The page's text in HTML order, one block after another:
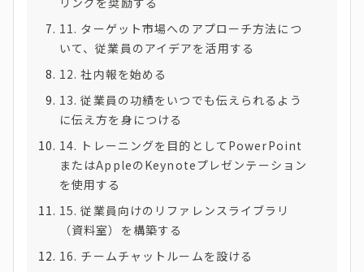
11. ターゲット市場へのアプローチ方法につ
いて、従業員のアイデアを活用する
12. 社内報を始める
13. 従業員の功績をいつでも伝えられるよう
に伝え方を身につける
14. トレーニングを目的としてPowerPoint
またはAppleのKeynoteプレゼンテーション
を使用する
15. 従業員向けのリファレンスライブラリ
（資料室）を構築する
16. チームチャットルームを設ける